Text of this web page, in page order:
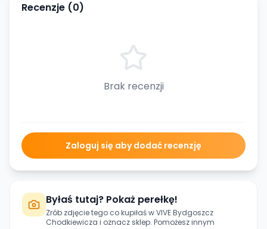
Recenzje (0)
Brak recenzji
Zaloguj się aby dodać recenzję
Byłaś tutaj? Pokaż perełkę!
Zrób zdjęcie tego co kupiłaś wVIVE Bydgoszcz
Chodkiewicza i oznacz sklep. Pomożesz innym